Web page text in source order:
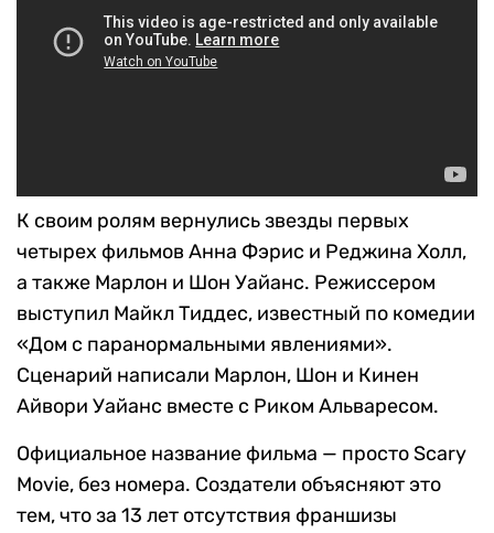
К своим ролям вернулись звезды первых
четырех фильмов Анна Фэрис и Реджина Холл,
а также Марлон и Шон Уайанс. Режиссером
выступил Майкл Тиддес, известный по комедии
«Дом с паранормальными явлениями».
Сценарий написали Марлон, Шон и Кинен
Айвори Уайанс вместе с Риком Альваресом.
Официальное название фильма — просто Scary
Movie, без номера. Создатели объясняют это
тем, что за 13 лет отсутствия франшизы